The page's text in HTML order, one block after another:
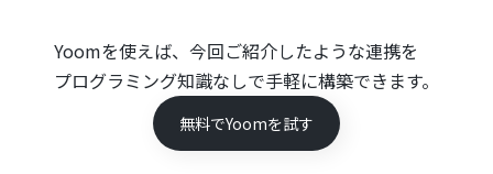
Yoomを使えば、今回ご紹介したような連携を
プログラミング知識なしで手軽に構築できます。
無料でYoomを試す